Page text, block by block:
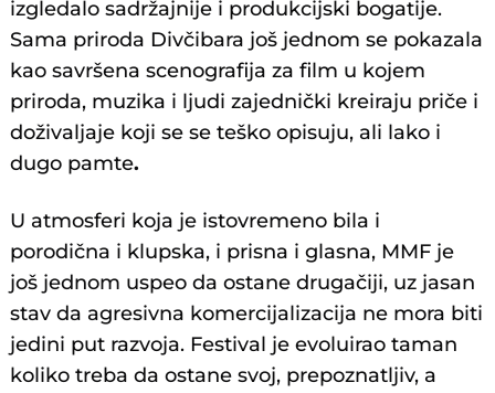
izgledalo sadržajnije i produkcijski bogatije.
Sama priroda Divčibara još jednom se pokazala
kao savršena scenografija za film u kojem
priroda, muzika i ljudi zajednički kreiraju priče i
doživaljaje koji se se teško opisuju, ali lako i
dugo pamte.
U atmosferi koja je istovremeno bila i
porodična i klupska, i prisna i glasna, MMF je
još jednom uspeo da ostane drugačiji, uz jasan
stav da agresivna komercijalizacija ne mora biti
jedini put razvoja. Festival je evoluirao taman
koliko treba da ostane svoj, prepoznatljiv, a